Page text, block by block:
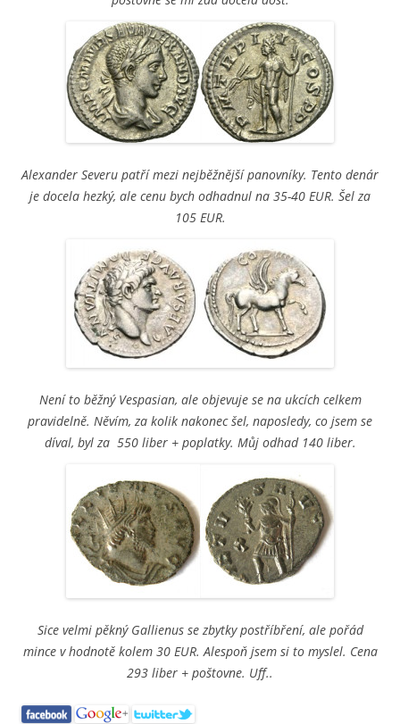
Alexander Severu patří mezi nejběžnější panovníky. Tento denár
je docela hezký, ale cenu bych odhadnul na 35-40 EUR. Šel za
105 EUR.
Není to běžný Vespasian, ale objevuje se na ukcích celkem
pravidelně. Něvím, za kolik nakonec šel, naposledy, co jsem se
díval, byl za 550 liber + poplatky. Můj odhad 140 liber.
Sice velmi pěkný Gallienus se zbytky postříbření, ale pořád
mince v hodnotě kolem 30 EUR. Alespoň jsem si to myslel. Cena
293 liber + poštovne. Uff..